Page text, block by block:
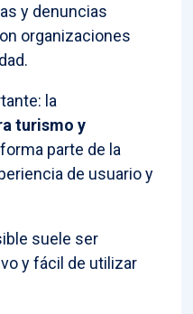
y denuncias
organizaciones
la
turismo y
parte de la
de usuario y
suele ser
y fácil de utilizar